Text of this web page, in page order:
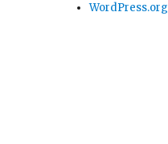
WordPress.org